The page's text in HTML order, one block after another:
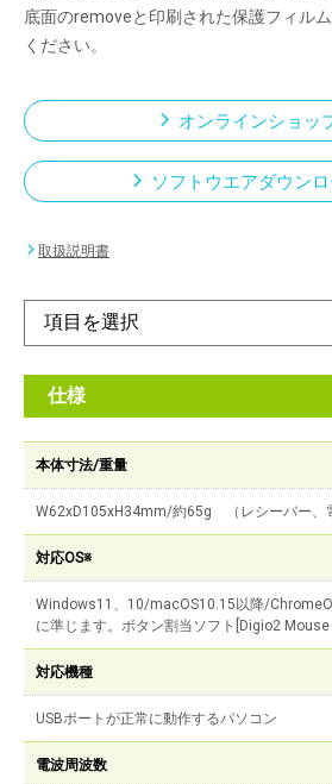
底面のremoveと印刷された保護フィル
ください。
オンラインショッ
ソフトウエアダウンロ
取扱説明書
仕様
本体寸法/重量
W62xD105xH34mm/約65g （レシーバー、
対応OS※
Windows11、10/macOS10.15以降/
に準じます。ボタン割当ソフト[Digio2 Mouse
対応機種
USBポートが正常に動作するパソコン
電波周波数